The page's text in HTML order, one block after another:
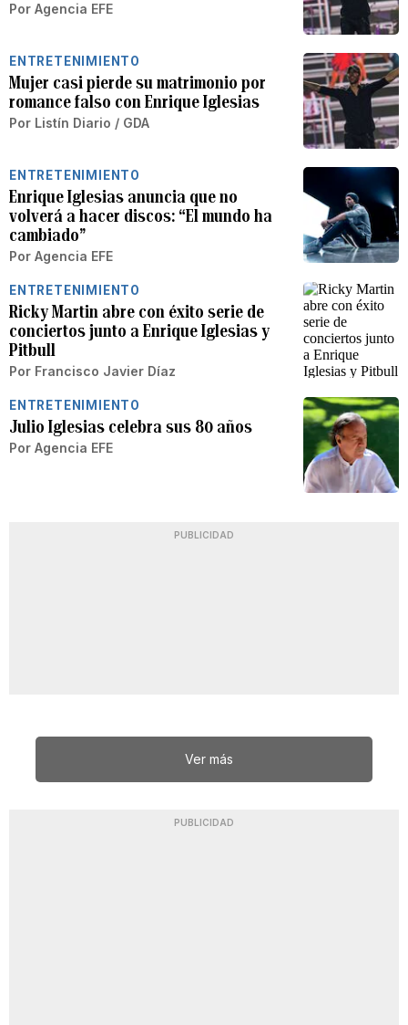
Por Agencia EFE
ENTRETENIMIENTO
Mujer casi pierde su matrimonio por
romance falso con Enrique Iglesias
Por Listín Diario / GDA
ENTRETENIMIENTO
Enrique Iglesias anuncia que no
volverá a hacer discos: “El mundo ha
cambiado”
Por Agencia EFE
ENTRETENIMIENTO
Ricky Martin abre con éxito serie de
conciertos junto a Enrique Iglesias y
Pitbull
Por Francisco Javier Díaz
ENTRETENIMIENTO
Julio Iglesias celebra sus 80 años
Por Agencia EFE
PUBLICIDAD
Ver más
PUBLICIDAD